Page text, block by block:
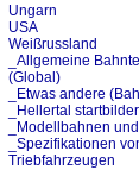
Ungarn
USA
Weißrussland
_Allgemeine
(Global)
_Etwas andere
_Hellertal
_Modellbahnen
_Spezifikationen
Triebfahrzeugen